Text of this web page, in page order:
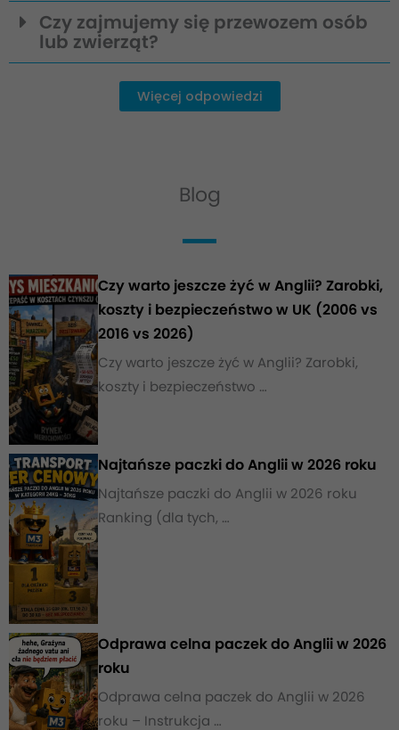
Czy zajmujemy się przewozem osób
lub zwierząt?
Więcej odpowiedzi
Blog
Czy warto jeszcze żyć w Anglii? Zarobki,
koszty i bezpieczeństwo w UK (2006 vs
2016 vs 2026)
Czy warto jeszcze żyć w Anglii? Zarobki,
koszty i bezpieczeństwo …
Najtańsze paczki do Anglii w 2026 roku
Najtańsze paczki do Anglii w 2026 roku
Ranking (dla tych, …
Odprawa celna paczek do Anglii w 2026
roku
Odprawa celna paczek do Anglii w 2026
roku – Instrukcja …